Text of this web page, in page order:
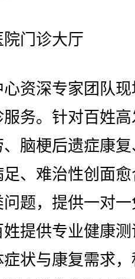
门诊大厅
资深专家团队现
务。针对百姓
脑梗后遗症康
、难治性创面
题，提供一对
提供专业健康
状与康复需求